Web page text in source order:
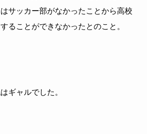
サッカー部がなかったことから高校
ることができなかったとのこと。
ギャルでした。